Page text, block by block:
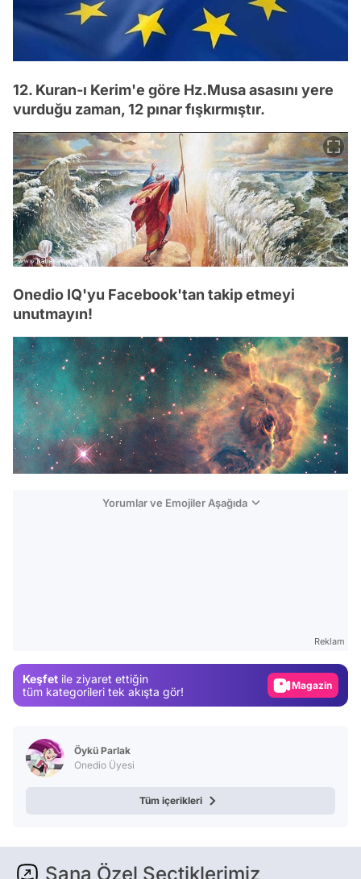
12. Kuran-ı Kerim'e göre Hz.Musa asasını yere
vurduğu zaman, 12 pınar fışkırmıştır.
Onedio IQ'yu Facebook'tan takip etmeyi
unutmayın!
Yorumlar ve Emojiler Aşağıda
Reklam
Keşfet ile ziyaret ettiğin
tüm kategorileri tek akışta gör!
Video
Öykü Parlak
Onedio Üyesi
Tüm içerikleri
Sana Özel Seçtiklerimiz